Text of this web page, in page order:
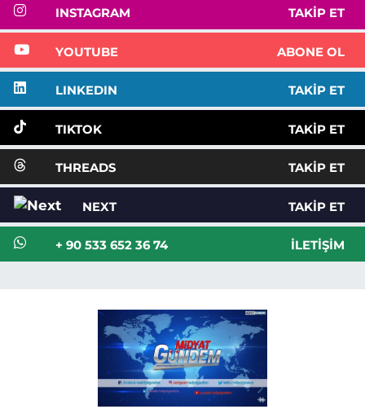
INSTAGRAM TAKIP ET
YOUTUBE ABONE OL
LINKEDIN TAKIP ET
TIKTOK TAKIP ET
THREADS TAKIP ET
NEXT TAKIP ET
+ 90 533 652 36 74 İLETIŞIM